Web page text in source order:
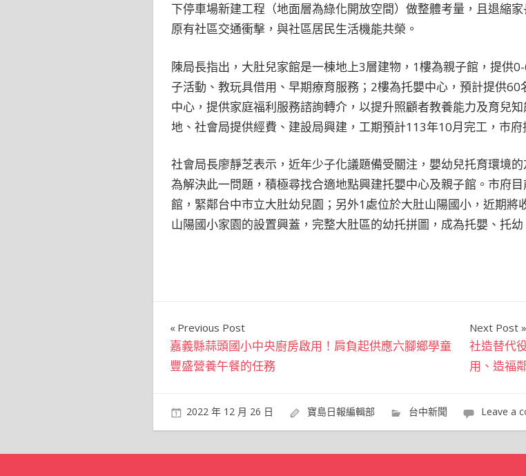
下停車場新建工程（地面層為綠化開放空間）做整體考量，且退縮
原有社區交通衝擊，與社區居民生活機能共榮。
陳局長指出，大肚兒家館是一棟地上3層建物，1樓為親子館，提供
子活動、教玩具借用、早期療育服務；2樓為托嬰中心，預計提供
中心，提供家庭福利服務諮詢轉介，以提升照顧者教養能力及育兒
地、社會局提供經費、建設局興建，工期預計113年10月完工，市府
社會局長廖靜芝表示，近年少子化議題備受關注，嬰幼兒托育環境
為解決此一問題，積極尋找合適地點興建托嬰中心及親子館。市府
館，緊鄰台中市立大肚幼兒園；另外1處位於大肚山陽國小，近期
山陽國小家園的設置興蓋，完整大肚區的幼托拼圖，成為托嬰、托
文
章
覽
Previous Post
嘉義縣蒜頭國小中央廚房啟用！肩負起供應六腳鄉學童
豐盛營養午餐的任務
Next Post
社造替代
用、造福
2022 年 12 月 26 日 寶島日報編輯部 台中新聞 Leave a